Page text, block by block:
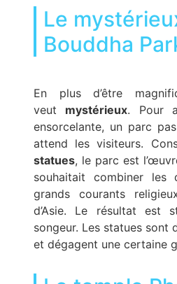
Le
Bouddha
En plus d’être
veut mystérieux. Pour
ensorcelante, un parc
attend les visiteurs.
statues, le parc est
souhaitait combiner les
grands courants
d’Asie. Le résultat est
songeur. Les statues sont
et dégagent une certaine